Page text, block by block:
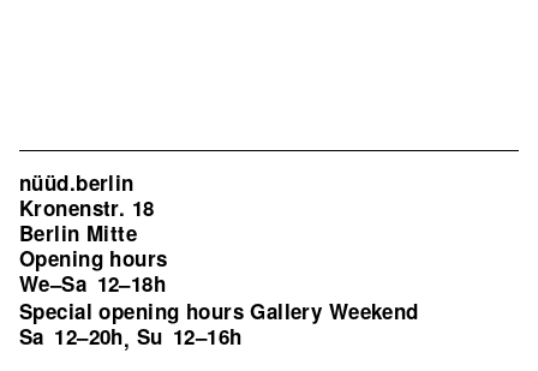
nüüd.berlin
Kronenstr. 18
Berlin Mitte
Opening hours
We–Sa 12–18h
Special opening hours Gallery Weekend
Sa 12–20h, Su 12–16h